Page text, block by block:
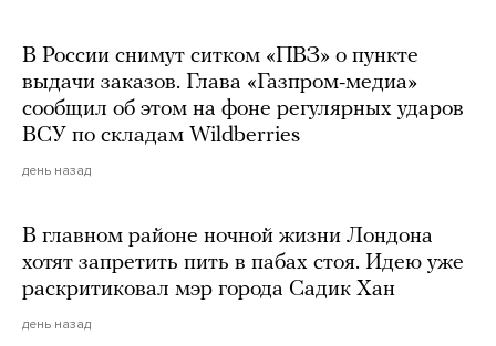
В России снимут ситком «ПВЗ» о пункте
выдачи заказов. Глава «Газпром-медиа»
сообщил об этом на фоне регулярных ударов
ВСУ по складам Wildberries
день назад
В главном районе ночной жизни Лондона
хотят запретить пить в пабах стоя. Идею уже
раскритиковал мэр города Садик Хан
день назад